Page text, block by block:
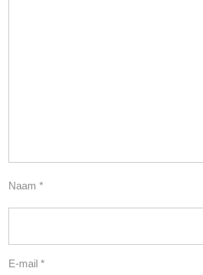
Naam *
E-mail *